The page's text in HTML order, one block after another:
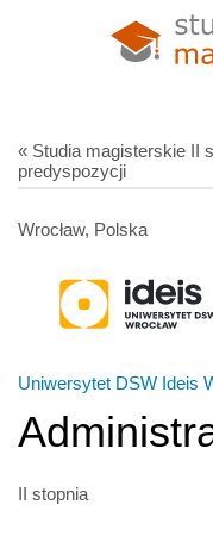
« Studia magisterskie II
predyspozycji
Wrocław, Polska
Uniwersytet DSW Ideis
II stopnia